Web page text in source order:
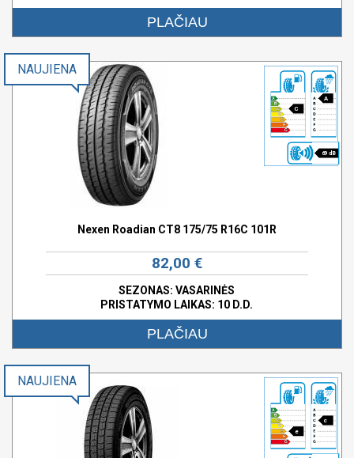
PLAČIAU
C
A
69 dB
NAUJIENA
Nexen Roadian CT8 175/75 R16C 101R
82,00 €
SEZONAS: VASARINĖS
PRISTATYMO LAIKAS: 10 D.D.
PLAČIAU
e
c
NAUJIENA